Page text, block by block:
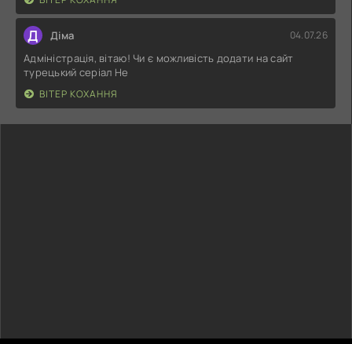
Д Діма 04.07.26
Адміністрація, вітаю! Чи є можливість додати на сайт
турецький серіал Не
ВІТЕР КОХАННЯ